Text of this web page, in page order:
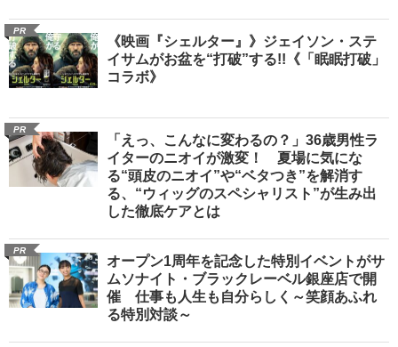
PR
《映画『シェルター』》ジェイソン・ステ
イサムがお盆を“打破”する!!《「眠眠打破」
コラボ》
PR
「えっ、こんなに変わるの？」36歳男性ラ
イターのニオイが激変！ 夏場に気にな
る“頭皮のニオイ”や“ベタつき”を解消す
る、“ウィッグのスペシャリスト”が生み出
した徹底ケアとは
PR
オープン1周年を記念した特別イベントがサ
ムソナイト・ブラックレーベル銀座店で開
催 仕事も人生も自分らしく～笑顔あふれ
る特別対談～